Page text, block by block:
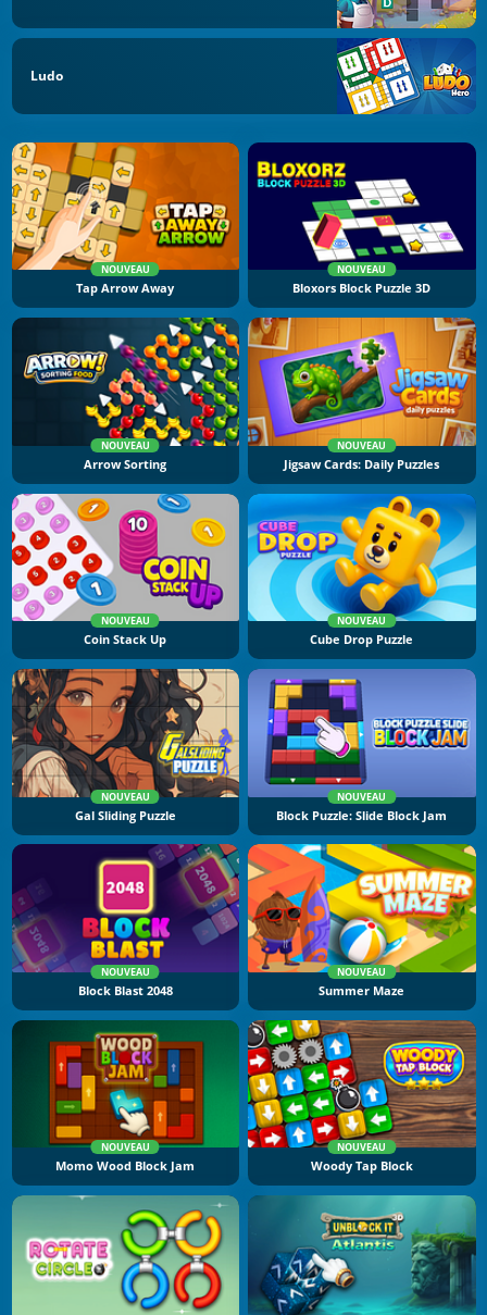
Ludo
NOUVEAU
Tap Arrow Away
NOUVEAU
Bloxors Block Puzzle 3D
NOUVEAU
Arrow Sorting
NOUVEAU
Jigsaw Cards: Daily Puzzles
NOUVEAU
Coin Stack Up
NOUVEAU
Cube Drop Puzzle
NOUVEAU
Gal Sliding Puzzle
NOUVEAU
Block Puzzle: Slide Block Jam
NOUVEAU
Block Blast 2048
NOUVEAU
Summer Maze
NOUVEAU
Momo Wood Block Jam
NOUVEAU
Woody Tap Block